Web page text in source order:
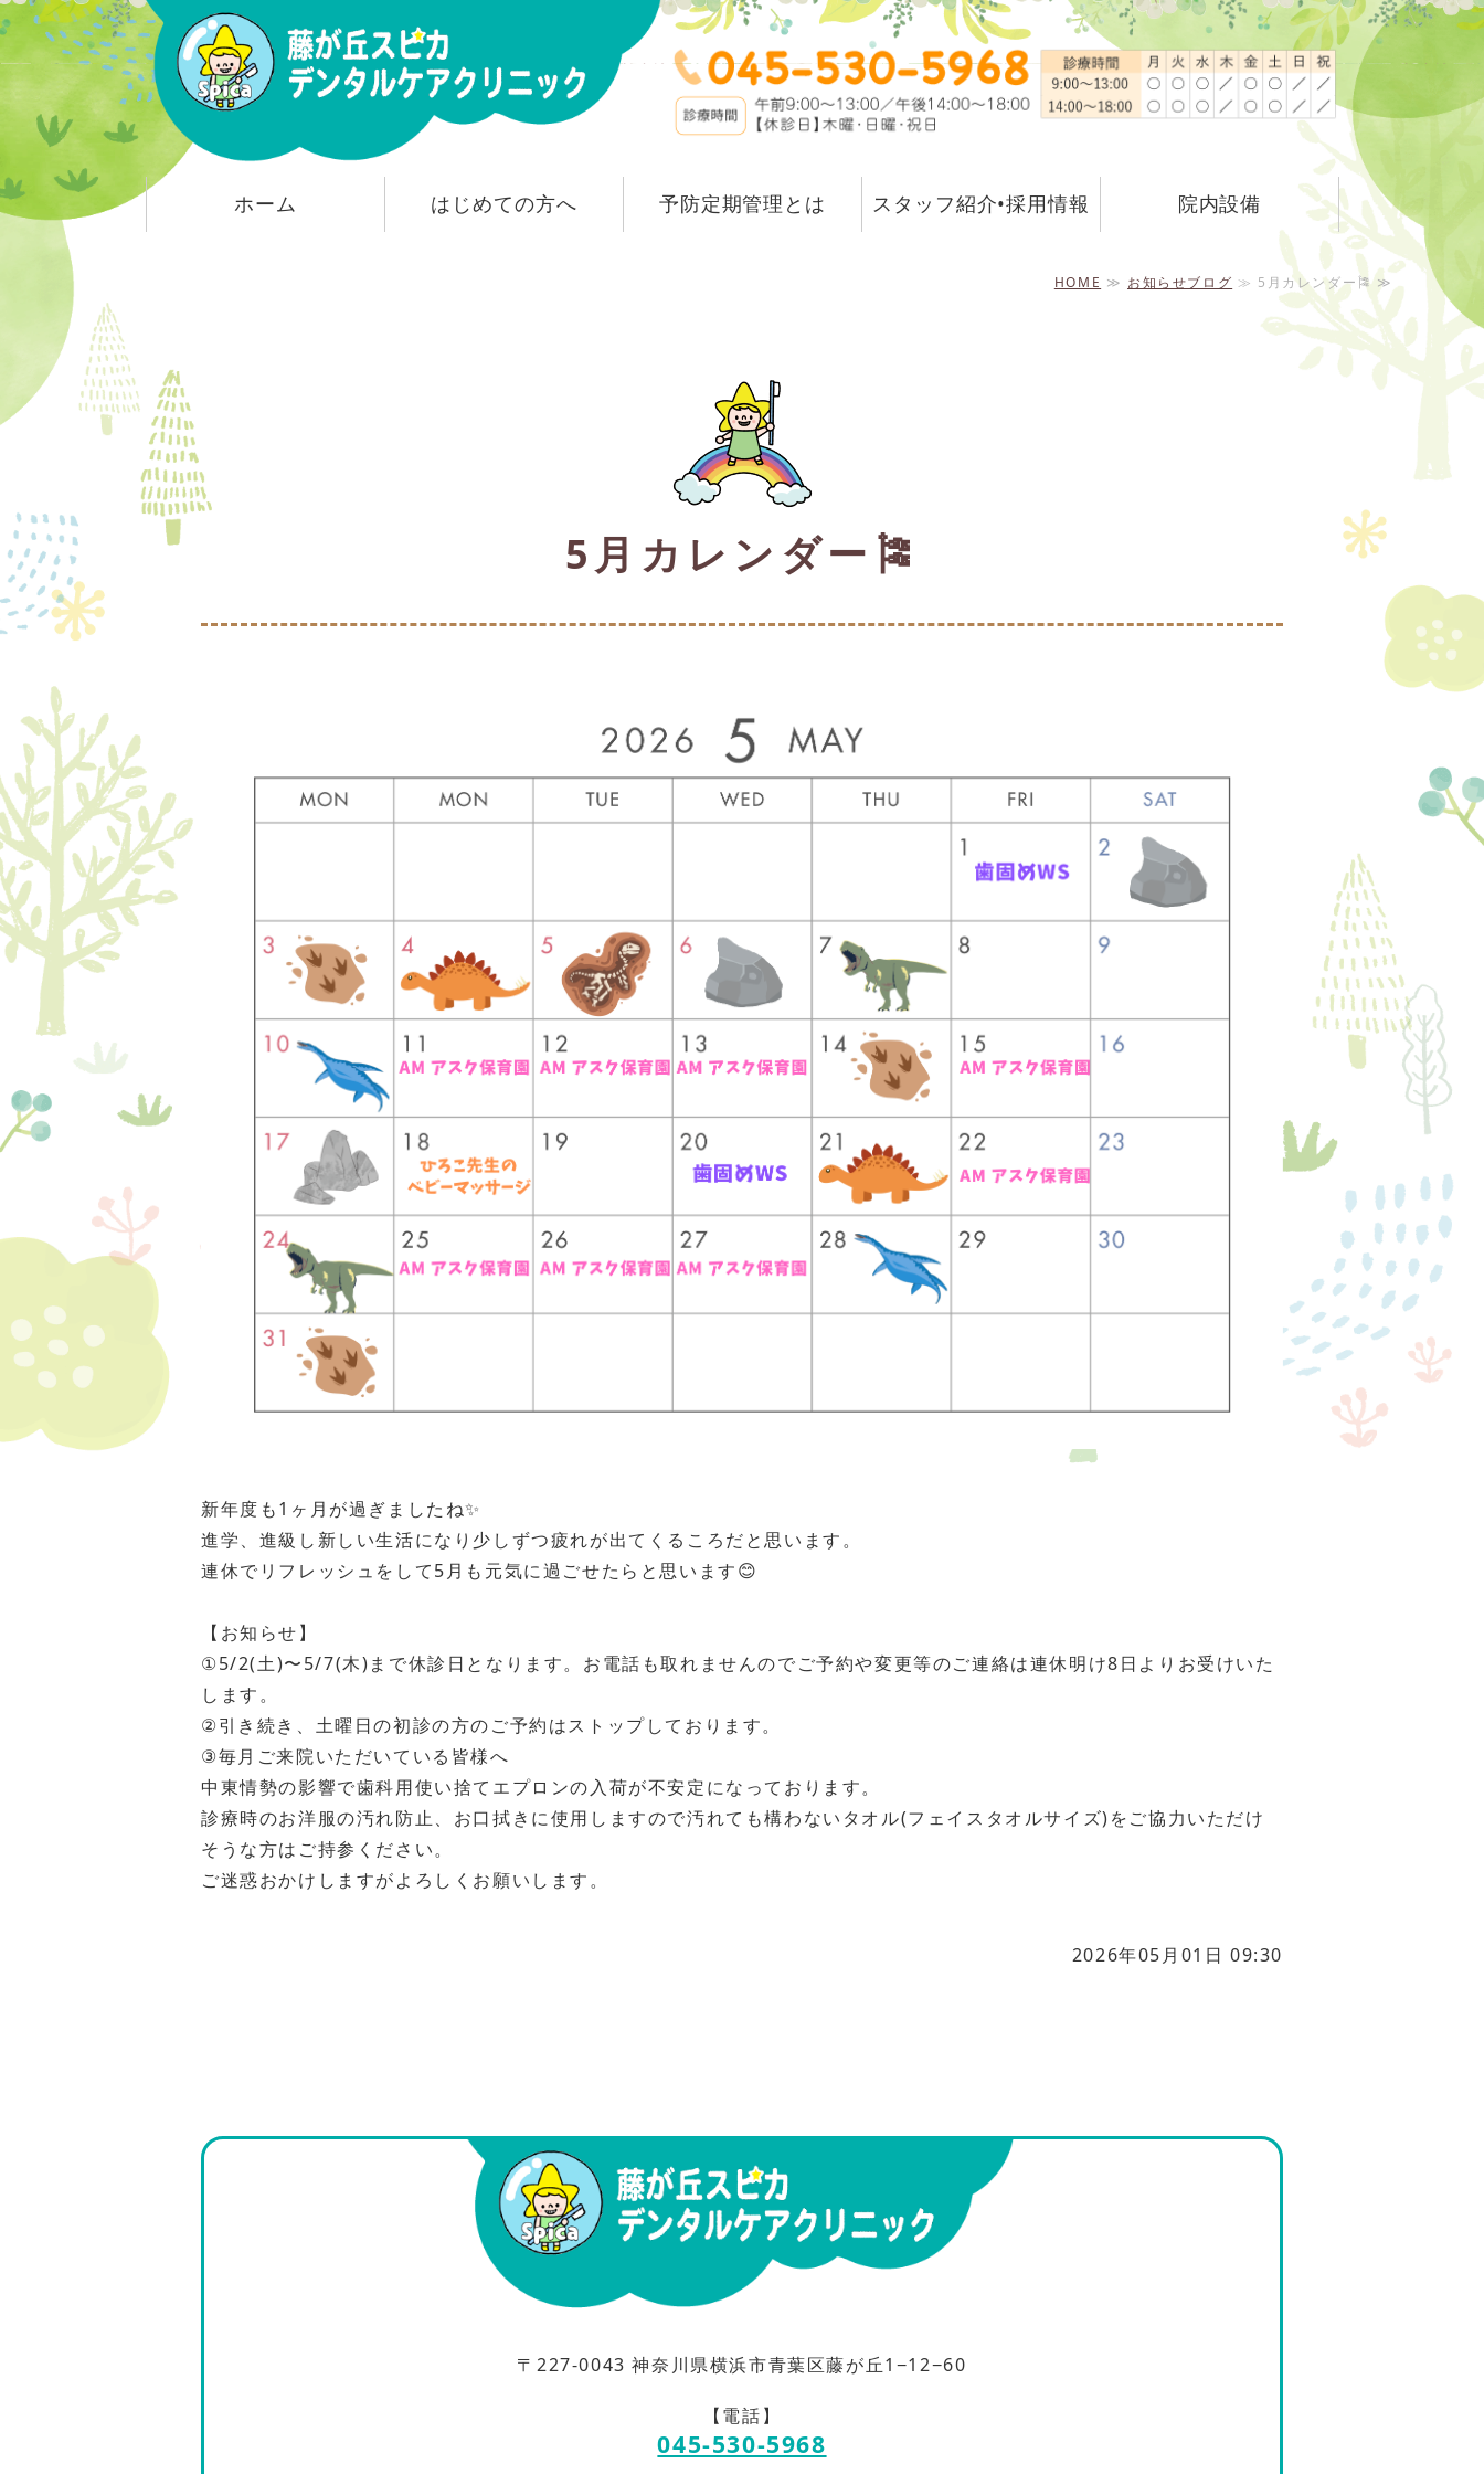
横浜市青葉区 藤が丘スピカデンタルケアクリニック
ホーム はじめての方へ 予防定期管理とは スタッフ紹介•採用情報 院内設備
HOME ≫ お知らせブログ ≫ 5月カレンダー🎏 ≫
5月カレンダー🎏
新年度も1ヶ月が過ぎましたね✨
進学、進級し新しい生活になり少しずつ疲れが出てくるころだと思います。
連休でリフレッシュをして5月も元気に過ごせたらと思います😊
【お知らせ】
①5/2(土)〜5/7(木)まで休診日となります。お電話も取れませんのでご予約や変更等のご連絡は連休明け8日よりお受けいた
します。
②引き続き、土曜日の初診の方のご予約はストップしております。
③毎月ご来院いただいている皆様へ
中東情勢の影響で歯科用使い捨てエプロンの入荷が不安定になっております。
診療時のお洋服の汚れ防止、お口拭きに使用しますので汚れても構わないタオル(フェイスタオルサイズ)をご協力いただけ
そうな方はご持参ください。
ご迷惑おかけしますがよろしくお願いします。
2026年05月01日 09:30
〒227-0043 神奈川県横浜市青葉区藤が丘1−12−60
【電話】
045-530-5968